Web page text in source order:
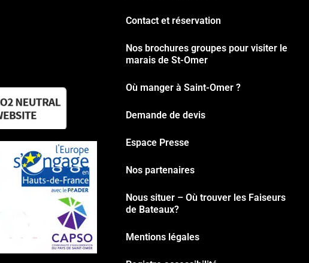
Contact et réservation
Nos brochures groupes pour visiter le
marais de St-Omer
Où manger à Saint-Omer ?
Demande de devis
Espace Presse
Nos partenaires
Nous situer – Où trouver les Faiseurs
de Bateaux?
Mentions légales